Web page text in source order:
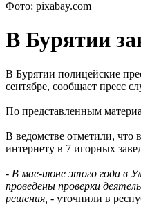
Фото: pixabay.com
В Бурятии
В Бурятии полицейские
сентябре, сообщает пресс
По представленным
В ведомстве отметили, что
интернету в 7 игорных
- В мае-июне этого года в
проведены проверки
решения, - уточнили в